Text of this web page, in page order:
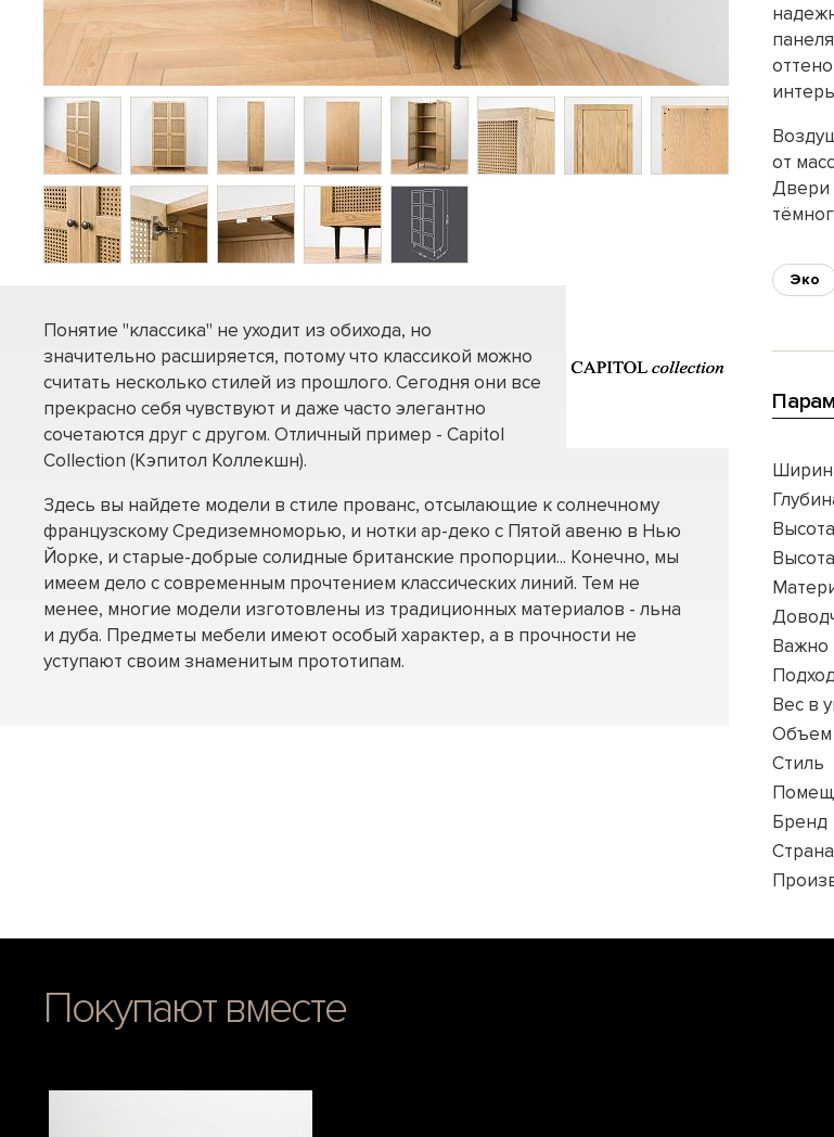
Понятие "классика" не уходит из обихода, но
значительно расширяется, потому что классикой можно
считать несколько стилей из прошлого. Сегодня они все
прекрасно себя чувствуют и даже часто элегантно
сочетаются друг с другом. Отличный пример - Capitol
Collection (Кэпитол Коллекшн).
Здесь вы найдете модели в стиле прованс, отсылающие к солнечному
французскому Средиземноморью, и нотки ар-деко с Пятой авеню в Нью
Йорке, и старые-добрые солидные британские пропорции... Конечно, мы
имеем дело с современным прочтением классических линий. Тем не
менее, многие модели изготовлены из традиционных материалов - льна
и дуба. Предметы мебели имеют особый характер, а в прочности не
уступают своим знаменитым прототипам.
от
Двери
Эко
Высота
Важно
Вес в
Объем
Стиль
Бренд
Покупают вместе